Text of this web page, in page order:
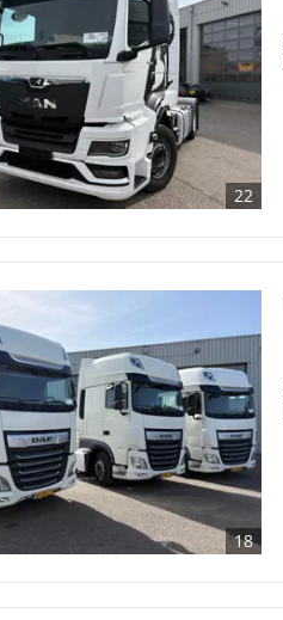
22
18